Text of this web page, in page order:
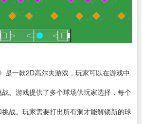
是一款2D高尔夫游戏，玩家可以在游戏中
。游戏提供了多个球场供玩家选择，每个
战。玩家需要打出所有洞才能解锁新的球